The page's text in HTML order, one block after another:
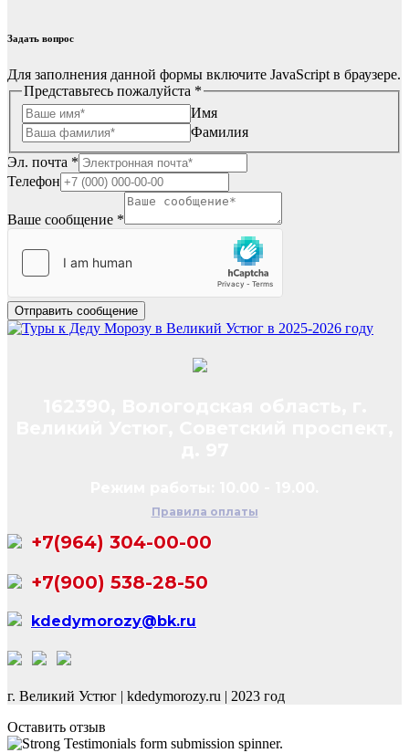
Задать вопрос
Для заполнения данной формы включите JavaScript в браузере.
Представьтесь пожалуйста *
Имя
Фамилия
Эл. почта *
Телефон
Ваше сообщение *
Отправить сообщение
Правила оплаты
+7(964) 304-00-00
+7(900) 538-28-50
kdedymorozy@bk.ru
г. Великий Устюг | kdedymorozy.ru | 2023 год
Оставить отзыв